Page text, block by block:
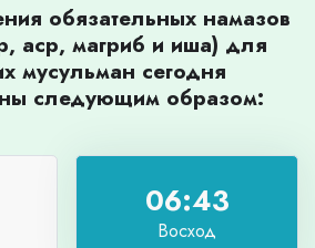
обязательных намазов
аср, магриб и иша) для
мусульман сегодня
следующим образом:
06:43
Восход